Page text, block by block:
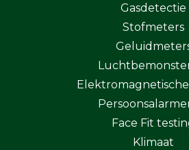
Gasdetectie
Stofmeters
Face Fit
Klimaat